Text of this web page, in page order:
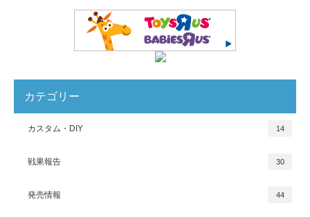
カテゴリー
カスタム・DIY 14
戦果報告 30
発売情報 44